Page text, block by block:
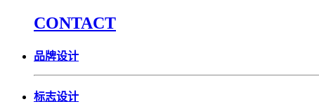
CONTACT
品牌设计
标志设计